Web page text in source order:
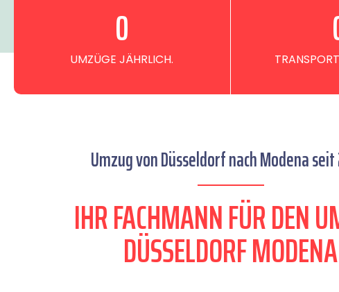
UMZÜGE JÄHRLICH.
0
Umzug von Düsseldorf nach Modena
IHR FACHMANN FÜR DEN
DÜSSELDORF MODENA